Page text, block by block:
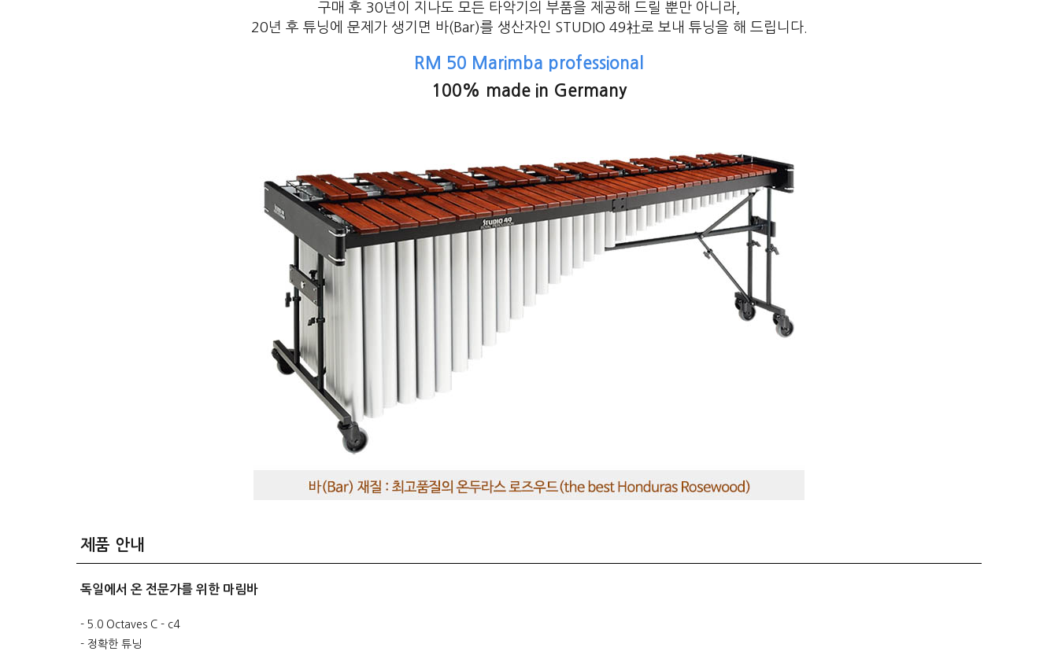
구매 후 30년이 지나도 모든 타악기의 부품을 제공해 드릴 뿐만 아니라,
20년 후 튜닝에 문제가 생기면 바(Bar)를 생산자인 STUDIO 49社로 보내 튜닝을 해 드립니다.
RM 50 Marimba professional
100% made in Germany
제품 안내
독일에서 온 전문가를 위한 마림바
- 5.0 Octaves C - c4
- 정확한 튜닝